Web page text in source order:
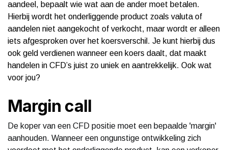
aandeel, bepaalt wie wat aan de ander moet betalen.
Hierbij wordt het onderliggende product zoals valuta of
aandelen niet aangekocht of verkocht, maar wordt er alleen
iets afgesproken over het koersverschil. Je kunt hierbij dus
ook geld verdienen wanneer een koers daalt, dat maakt
handelen in CFD’s juist zo uniek en aantrekkelijk. Ook wat
voor jou?
Margin call
De koper van een CFD positie moet een bepaalde 'margin'
aanhouden. Wanneer een ongunstige ontwikkeling zich